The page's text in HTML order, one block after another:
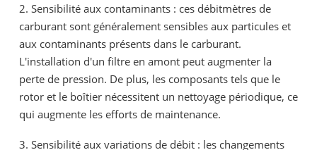
2. Sensibilité aux contaminants : ces débitmètres de
carburant sont généralement sensibles aux particules et
aux contaminants présents dans le carburant.
L'installation d'un filtre en amont peut augmenter la
perte de pression. De plus, les composants tels que le
rotor et le boîtier nécessitent un nettoyage périodique, ce
qui augmente les efforts de maintenance.
3. Sensibilité aux variations de débit : les changements